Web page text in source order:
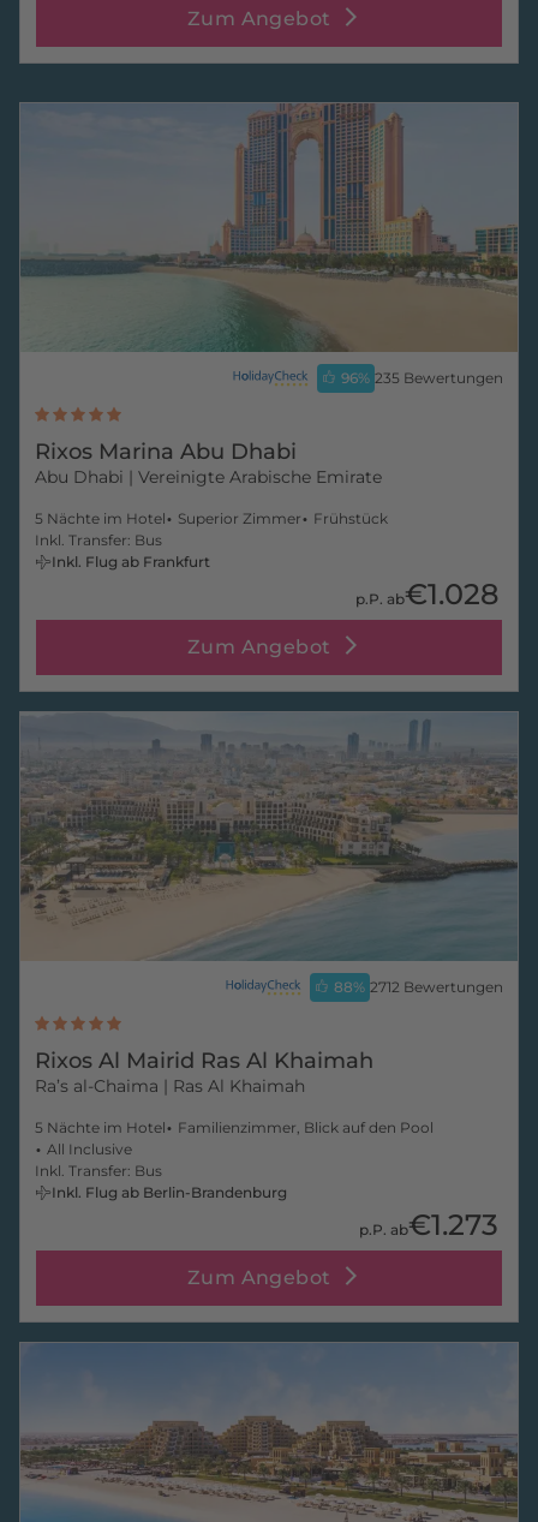
Zum Angebot
Rixos Marina Abu Dhabi
Abu Dhabi | Vereinigte Arabische Emirate
96% 235 Bewertungen
5 Nächte im Hotel Superior Zimmer
Frühstück
Inkl. Transfer: Bus
Inkl. Flug ab Frankfurt
p.P. ab€1.028
Zum Angebot
Rixos Al Mairid Ras Al Khaimah
Ra’s al-Chaima | Ras Al Khaimah
88% 2712 Bewertungen
5 Nächte im Hotel
Familienzimmer, Blick auf den Pool
All Inclusive
Inkl. Transfer: Bus
Inkl. Flug ab Berlin-Brandenburg
p.P. ab€1.273
Zum Angebot